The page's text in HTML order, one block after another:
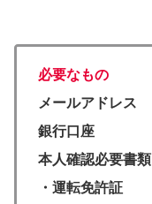
必要なもの
メールアドレス
銀行口座
本人確認必要書類
・運転免許証